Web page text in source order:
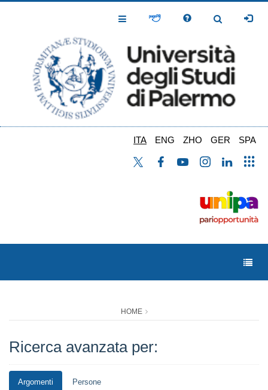
Toggle
Toggle
ITA ENG ZHO GER SPA
HOME
Ricerca avanzata per:
Argomenti Persone